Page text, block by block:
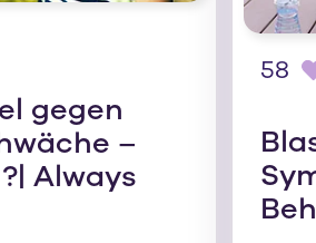
gegen
–
Always
58